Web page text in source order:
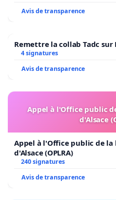
Avis de transparence
Remettre la collab Tadc
4 signatures
Avis de transparence
Appel à l'Office public
d'Alsace
Appel à l'Office public de
d'Alsace (OPLRA)
240 signatures
Avis de transparence